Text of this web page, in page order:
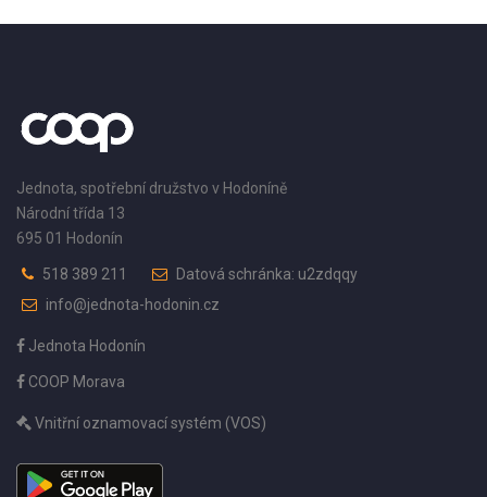
Jednota, spotřební družstvo v Hodoníně
Národní třída 13
695 01 Hodonín
518 389 211
Datová schránka: u2zdqqy
info@jednota-hodonin.cz
Jednota Hodonín
COOP Morava
Vnitřní oznamovací systém (VOS)